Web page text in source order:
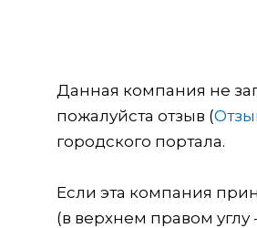
Данная компания не
пожалуйста отзыв (
городского портала.
Если эта компания
(в верхнем правом углу